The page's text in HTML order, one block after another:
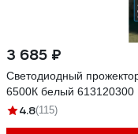
3 685 ₽
Светодиодный
6500К белый 613120300
4.8(115)